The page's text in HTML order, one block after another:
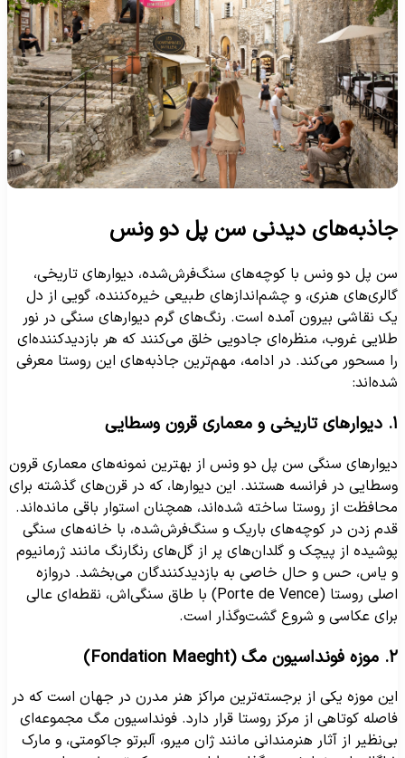
دیدنی سن پل دو ونس
پل دو ونس با کوچه‌های سنگ‌فرش‌شده، دیوارهای تاریخی،
هنری، و چشم‌اندازهای طبیعی خیره‌کننده، گویی از دل
نقاشی بیرون آمده است. رنگ‌های گرم دیوارهای سنگی در نور
غروب، منظره‌ای جادویی خلق می‌کنند که هر بازدیدکننده‌ای
مسحور می‌کند. در ادامه، مهم‌ترین جاذبه‌های این روستا معرفی
سنگی سن پل دو ونس از بهترین نمونه‌های معماری قرون
در فرانسه هستند. این دیوارها، که در قرن‌های گذشته برای
از روستا ساخته شده‌اند، همچنان استوار باقی مانده‌اند.
زدن در کوچه‌های باریک و سنگ‌فرش‌شده، با خانه‌های سنگی
از پیچک و گلدان‌های پر از گل‌های رنگارنگ مانند ژرمانیوم
یاس، حس و حال خاصی به بازدیدکنندگان می‌بخشد. دروازه
اصلی روستا (Porte de Vence) با طاق سنگی‌اش، نقطه‌ای عالی
عکاسی و شروع گشت‌وگذار است.
موزه یکی از برجسته‌ترین مراکز هنر مدرن در جهان است که در
کوتاهی از مرکز روستا قرار دارد. فونداسیون مگ مجموعه‌ای
از آثار هنرمندانی مانند ژان میرو، آلبرتو جاکومتی، و مارک